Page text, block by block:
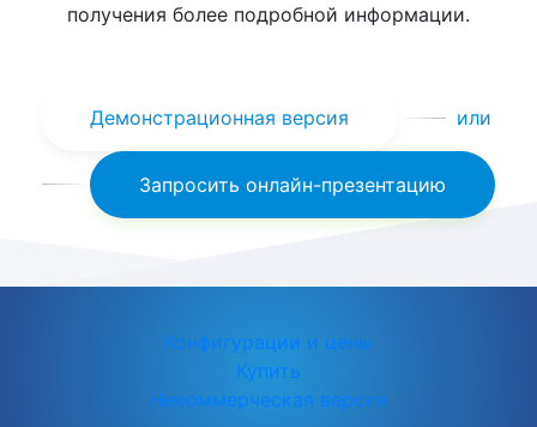
получения более подробной информации.
Демонстрационная версия или
Запросить онлайн-презентацию
Конфигурации и цены
Купить
Некоммерческая версия